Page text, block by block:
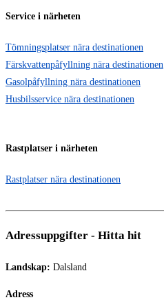
Service i närheten
Tömningsplatser nära destinationen
Färskvattenpåfyllning nära destinationen
Gasolpåfyllning nära destinationen
Husbilsservice nära destinationen
Rastplatser i närheten
Rastplatser nära destinationen
Adressuppgifter - Hitta hit
Landskap: Dalsland
Adress